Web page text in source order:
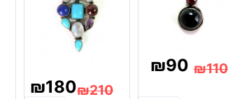
₪110
₪90
₪210
₪180